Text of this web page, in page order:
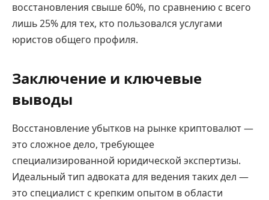
восстановления свыше 60%, по сравнению с всего
лишь 25% для тех, кто пользовался услугами
юристов общего профиля.
Заключение и ключевые
выводы
Восстановление убытков на рынке криптовалют —
это сложное дело, требующее
специализированной юридической экспертизы.
Идеальный тип адвоката для ведения таких дел —
это специалист с крепким опытом в области